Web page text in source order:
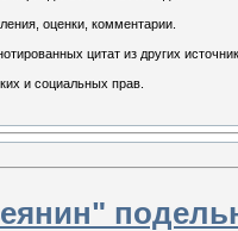
оценки, комментарии.
цитат из других
и социальных прав.